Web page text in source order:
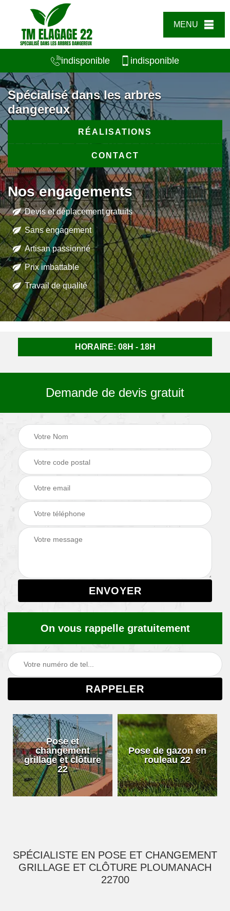
MENU
indisponible indisponible
Spécialisé dans les arbres
dangereux
RÉALISATIONS
CONTACT
Nos engagements
Devis et déplacement gratuits
Sans engagement
Artisan passionné
Prix imbattable
Travail de qualité
HORAIRE: 08H - 18H
Demande de devis gratuit
On vous rappelle gratuitement
Pose et
changement
grillage et clôture
22
Pose de gazon en
rouleau 22
SPÉCIALISTE EN POSE ET CHANGEMENT
GRILLAGE ET CLÔTURE PLOUMANACH
22700